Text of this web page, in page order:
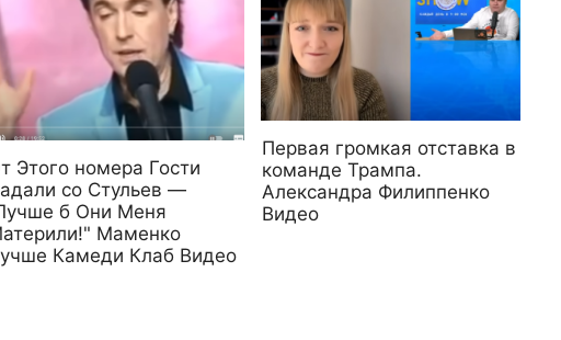
Этого номера Гости
со Стульев —
б Они Меня
Маменко
Камеди Клаб Видео
Первая громкая отставка в
команде Трампа.
Александра Филиппенко
Видео